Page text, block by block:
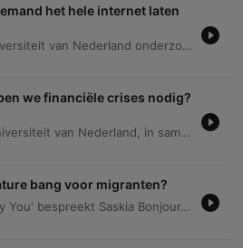
het hele internet laten
In deze aflevering van Universiteit van Nederland onderzoekt softwareonderzoeker Ayushi Rastogi de kwetsbaarheid van het internet en de impact van kleine softwarewijzigingen op wereldwijde systemen. Aan de hand van historische voorbeelden, zoals het verwijderen van de LeftPad-code in 2016 en de grootschalige Microsoft-storing in 2024, wordt uitgelegd hoe afhankelijk wij zijn van open source software en de rol van poortwachters bij het bewaken van code. De discussie breidt zich uit naar de menselijke aspecten van softwareontwikkeling, zoals vooroordelen in code en de opkomst van AI-gegenereerde programmeercode, die nieuwe risico's met zich mee kan brengen voor de stabiliteit en gelijkheid van onze digitale infrastructuur.
we financiële crises nodig?
Deze aflevering van de Universiteit van Nederland, in samenwerking met het Financieele Dagblad, onderzoekt de positieve kanten en de lessen van economische crises. Aan de hand van de financiële crisis van 2008 en de val van Lehman Brothers wordt geanalyseerd hoe onzekerheid en risico de wereldwijde markten kunnen ontwrichten. De presentator duikt samen met hoogleraar Irene van Staveren in de theorieën van economen zoals Karl Marx, Frank Knight, John Maynard Keynes en Hyman Minsky om te begrijpen waarom markten zichzelf niet altijd reguleren. De discussie behandelt ook de praktische gevolgen voor het Nederlandse beleid, zoals bankbuffers en bonusplafonds, en stelt de vraag of de belangrijkste actoren in de financiële sector daadwerkelijk leren van de geleden schade.
bang voor migranten?
In deze aflevering van 'Hey You' bespreekt Saskia Bonjour, onderzoeker aan de Universiteit van Amsterdam, de complexe dynamiek van migratie. Ze gaat in op het gebruik van metaforen in het publieke debat, de feitelijke cijfers over immigratie naar Nederland en Europa, en het feit dat de meerderheid van de migranten legaal verblijft. Daarnaast behandelt ze psychologische aspecten zoals de voorkeur voor de eigen groep en de historische context van grensbewaking en paspoorten. Tot slot bespreekt ze de drijfveren achter migratie, zoals economische redenen en sociale netwerken, en hoe factoren zoals vergrijzing en AI de toekomstige vraag naar arbeidskrachten kunnen beïnvloeden.